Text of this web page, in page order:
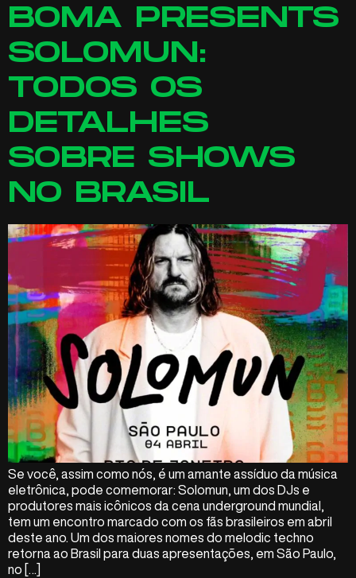
BOMA PRESENTS
SOLOMUN:
TODOS OS
DETALHES
SOBRE SHOWS
NO BRASIL
Se você, assim como nós, é um amante assíduo da música
eletrônica, pode comemorar: Solomun, um dos DJs e
produtores mais icônicos da cena underground mundial,
tem um encontro marcado com os fãs brasileiros em abril
deste ano. Um dos maiores nomes do melodic techno
retorna ao Brasil para duas apresentações, em São Paulo,
no […]